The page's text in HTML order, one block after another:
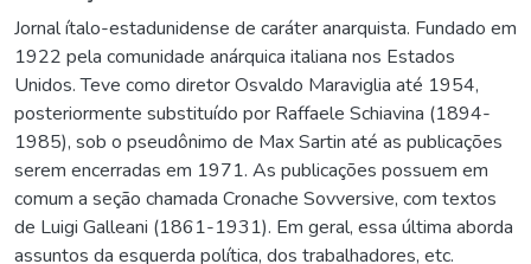
Jornal ítalo-estadunidense de caráter anarquista. Fundado em
1922 pela comunidade anárquica italiana nos Estados
Unidos. Teve como diretor Osvaldo Maraviglia até 1954,
posteriormente substituído por Raffaele Schiavina (1894-
1985), sob o pseudônimo de Max Sartin até as publicações
serem encerradas em 1971. As publicações possuem em
comum a seção chamada Cronache Sovversive, com textos
de Luigi Galleani (1861-1931). Em geral, essa última aborda
assuntos da esquerda política, dos trabalhadores, etc.